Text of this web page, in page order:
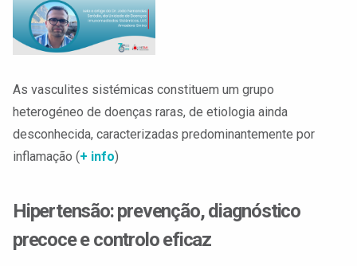
As vasculites sistémicas constituem um grupo
heterogéneo de doenças raras, de etiologia ainda
desconhecida, caracterizadas predominantemente por
inflamação (+ info)
Hipertensão: prevenção, diagnóstico
precoce e controlo eficaz